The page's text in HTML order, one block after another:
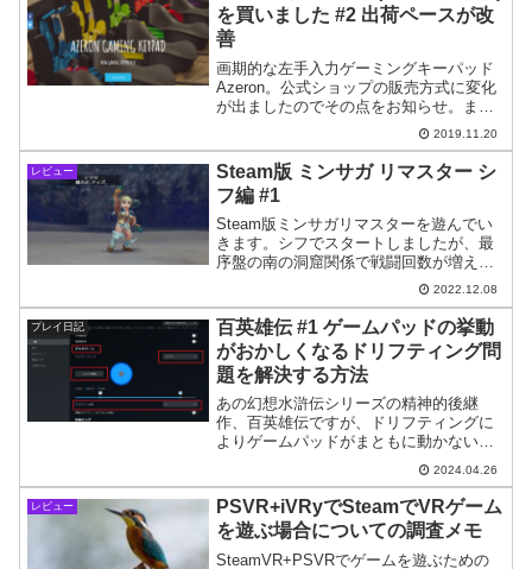
を買いました #2 出荷ペースが改
善
画期的な左手入力ゲーミングキーパッド
Azeron。公式ショップの販売方式に変化
が出ましたのでその点をお知らせ。また
実際に注文後、ステータス画面をどう見
れば良いのかについて紹介します。
2019.11.20
レビュー
Steam版 ミンサガ リマスター シ
フ編 #1
Steam版ミンサガリマスターを遊んでい
きます。シフでスタートしましたが、最
序盤の南の洞窟関係で戦闘回数が増えシ
ナリオ進行度がかなり進んでしまい、早
くも失敗の予感。シフ編の序盤では煙玉
を積極的に使った方が良いと思いまし
た。
2022.12.08
プレイ日記
百英雄伝 #1 ゲームパッドの挙動
がおかしくなるドリフティング問
題を解決する方法
あの幻想水滸伝シリーズの精神的後継
作、百英雄伝ですが、ドリフティングに
よりゲームパッドがまともに動かないと
いう問題がありますので解決方法をご紹
2024.04.26
レビュー
PSVR+iVRyでSteamでVRゲーム
を遊ぶ場合についての調査メモ
SteamVR+PSVRでゲームを遊ぶための